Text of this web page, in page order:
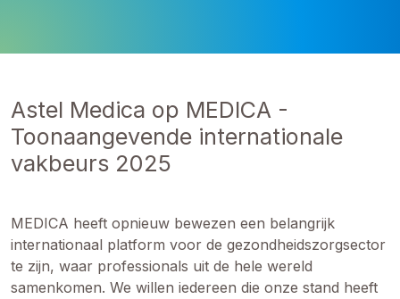
Astel Medica op MEDICA -
Toonaangevende internationale
vakbeurs 2025
MEDICA heeft opnieuw bewezen een belangrijk
internationaal platform voor de gezondheidszorgsector
te zijn, waar professionals uit de hele wereld
samenkomen. We willen iedereen die onze stand heeft